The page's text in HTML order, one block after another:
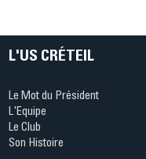
L'US CRÉTEIL
Le Mot du Président
L'Equipe
Le Club
Son Histoire